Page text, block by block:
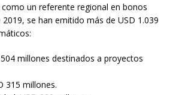
un referente regional en bonos
se han emitido más de USD 1.039
millones destinados a proyectos
315 millones.